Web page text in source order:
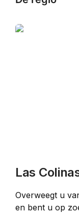
Las
Overweegt u
en bent u op